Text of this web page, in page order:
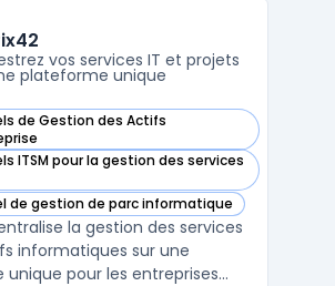
dans différents
de cloud. Avec Red Hat
vos services IT et projets
plateforme unique
de Gestion des Actifs
dans cette catégorie
ITSM pour la gestion des services
dans cette catégorie
de gestion de parc informatique
dans cette catégorie
la gestion des services
informatiques sur une
pour les entreprises